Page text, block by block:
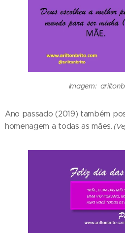
Imagem:
Ano passado (2019) também
homenagem a todas as mães.